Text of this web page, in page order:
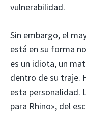
vulnerabilidad.
Sin embargo, el
está en su forma
es un idiota, un
dentro de su traje.
esta personalidad.
para Rhino», del